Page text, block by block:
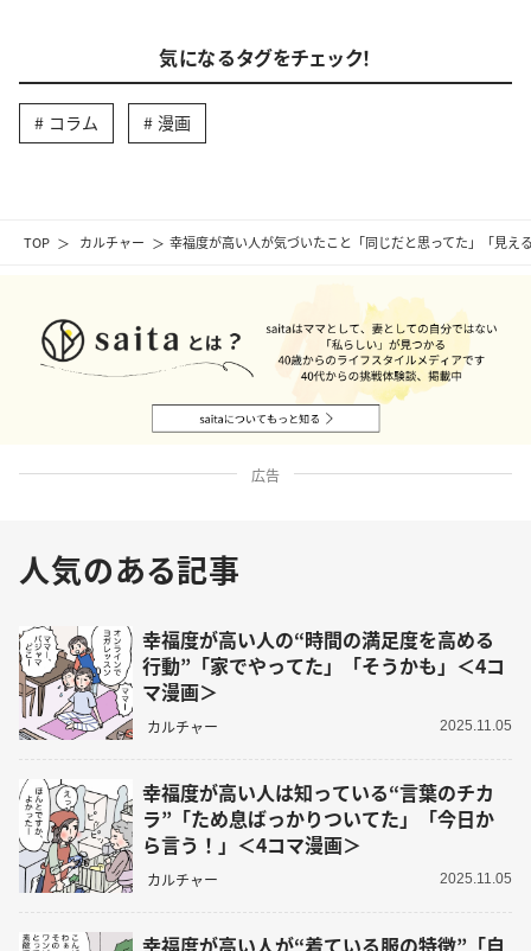
TOP カルチャー 幸福度が高い人が気づいたこと「同じだと思ってた」「見え
気になるタグをチェック！
コラム 漫画
広告
人気のある記事
幸福度が高い人の“時間の満足度を高める
行動”「家でやってた」「そうかも」＜4コ
マ漫画＞
カルチャー 2025.11.05
幸福度が高い人は知っている“言葉のチカ
ラ”「ため息ばっかりついてた」「今日か
ら言う！」＜4コマ漫画＞
カルチャー 2025.11.05
幸福度が高い人が“着ている服の特徴”「自